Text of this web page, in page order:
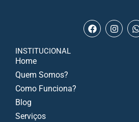
INSTITUCIONAL
Home
Quem Somos?
Como Funciona?
Blog
Serviços